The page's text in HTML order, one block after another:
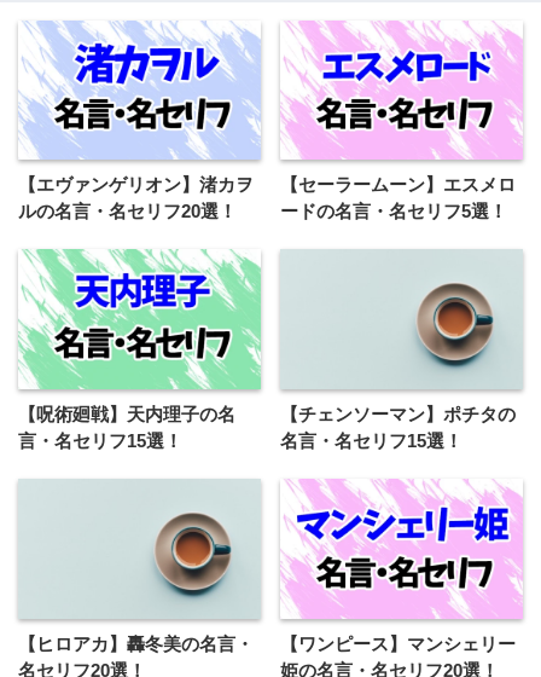
【エヴァンゲリオン】渚カヲ
ルの名言・名セリフ20選！
【セーラームーン】エスメロ
ードの名言・名セリフ5選！
【呪術廻戦】天内理子の名
言・名セリフ15選！
【チェンソーマン】ポチタの
名言・名セリフ15選！
【ヒロアカ】轟冬美の名言・
名セリフ20選！
【ワンピース】マンシェリー
姫の名言・名セリフ20選！